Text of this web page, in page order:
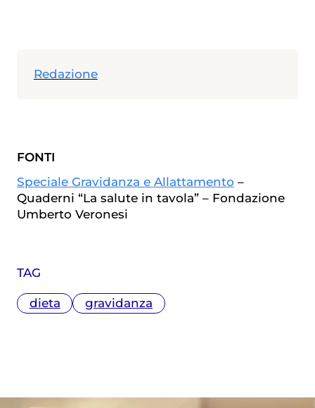
TAG
dieta gravidanza
Redazione
FONTI
Speciale Gravidanza e Allattamento –
Quaderni “La salute in tavola” – Fondazione
Umberto Veronesi